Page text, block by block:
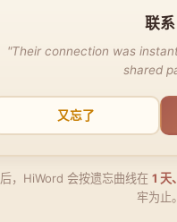
联系
"Their connection was
shared
又忘了
后，HiWord 会按遗忘曲线在 1 天
牢为止。